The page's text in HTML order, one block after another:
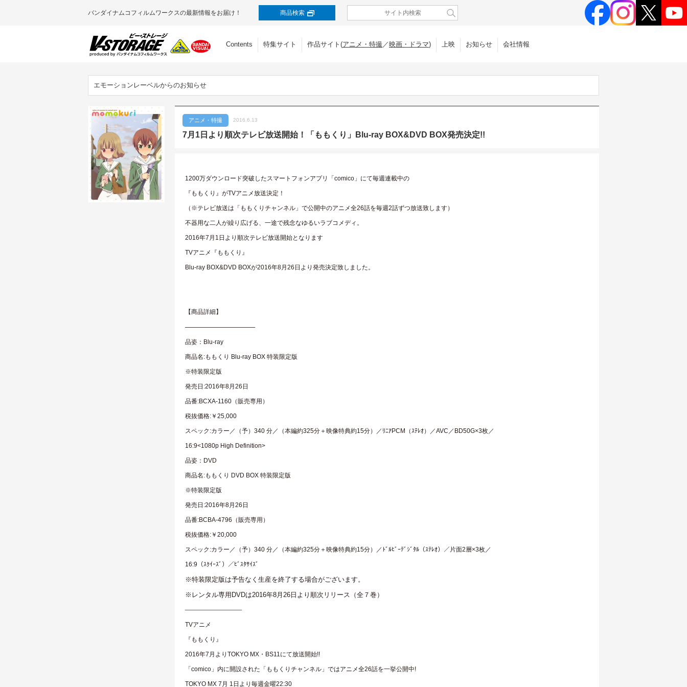
バンダイナムコフィルムワークスの最新情報をお届け！ 商品検索
Contents 特集サイト 作品サイト(アニメ・特撮／映画・ドラマ) 上映 お知らせ 会社情報
エモーションレーベルからのお知らせ
アニメ・特撮 2016.6.13
7月1日より順次テレビ放送開始！「ももくり」Blu-ray BOX&DVD BOX発売決定!!
1200万ダウンロード突破したスマートフォンアプリ「comico」にて毎週連載中の
『ももくり』がTVアニメ放送決定！
（※テレビ放送は「ももくりチャンネル」で公開中のアニメ全26話を毎週2話ずつ放送致します）
不器用な二人が繰り広げる、一途で残念なゆるいラブコメディ。
2016年7月1日より順次テレビ放送開始となります
TVアニメ『ももくり』
Blu-ray BOX&DVD BOXが2016年8月26日より発売決定致しました。
【商品詳細】
——————————–
品姿：Blu-ray
商品名:ももくり Blu-ray BOX 特装限定版
※特装限定版
発売日:2016年8月26日
品番:BCXA-1160（販売専用）
税抜価格:￥25,000
スペック:カラー／（予）340 分／（本編約325分＋映像特典約15分）／ﾘﾆｱPCM（ｽﾃﾚｵ）／AVC／BD50G×3枚／
16:9<1080p High Definition>
品姿：DVD
商品名:ももくり DVD BOX 特装限定版
※特装限定版
発売日:2016年8月26日
品番:BCBA-4796（販売専用）
税抜価格:￥20,000
スペック:カラー／（予）340 分／（本編約325分＋映像特典約15分）／ﾄﾞﾙﾋﾞｰﾃﾞｼﾞﾀﾙ（ｽﾃﾚｵ）／片面2層×3枚／
16:9（ｽｸｲｰｽﾞ）／ﾋﾞｽﾀｻｲｽﾞ
※特装限定版は予告なく生産を終了する場合がございます。
※レンタル専用DVDは2016年8月26日より順次リリース（全７巻）
————————–
TVアニメ
『ももくり』
2016年7月よりTOKYO MX・BS11にて放送開始!!
「comico」内に開設された「ももくりチャンネル」ではアニメ全26話を一挙公開中!
TOKYO MX 7月 1日より毎週金曜22:30